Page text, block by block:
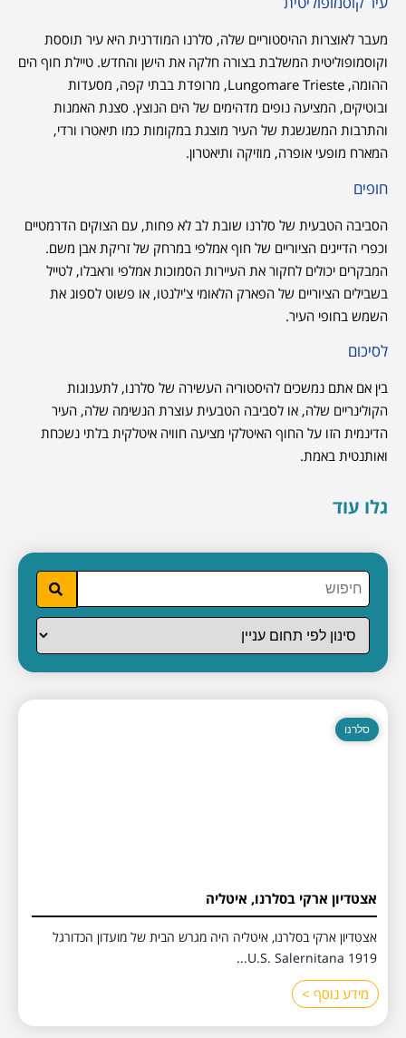
מעבר לאוצרות ההיסטוריים שלה, סלרנו המודרנית היא עיר תוססת
וקוסמופוליטית המשלבת בצורה חלקה את הישן והחדש. טיילת חוף הים
ההומה, Lungomare Trieste, מרופדת בבתי קפה, מסעדות
ובוטיקים, המציעה נופים מדהימים של הים הנוצץ. סצנת האמנות
והתרבות המשגשגת של העיר מוצגת במקומות כמו תיאטרו ורדי,
המארח מופעי אופרה, מוזיקה ותיאטרון.
חופים
הסביבה הטבעית של סלרנו שובת לב לא פחות, עם הצוקים הדרמטיים
וכפרי הדייגים הציוריים של חוף אמלפי במרחק של זריקת אבן משם.
המבקרים יכולים לחקור את העיירות הסמוכות אמלפי וראבלו, לטייל
בשבילים הציוריים של הפארק הלאומי צ'ילנטו, או פשוט לספוג את
השמש בחופי העיר.
לסיכום
בין אם אתם נמשכים להיסטוריה העשירה של סלרנו, לתענוגות
הקולינריים שלה, או לסביבה הטבעית עוצרת הנשימה שלה, העיר
הדינמית הזו על החוף האיטלקי מציעה חוויה איטלקית בלתי נשכחת
ואותנטית באמת.
גלו עוד
סלרנו
אצטדיון ארקי בסלרנו, איטליה
אצטדיון ארקי בסלרנו, איטליה היה מגרש הבית של מועדון הכדורגל
U.S. Salernitana 1919...
מידע נוסף >